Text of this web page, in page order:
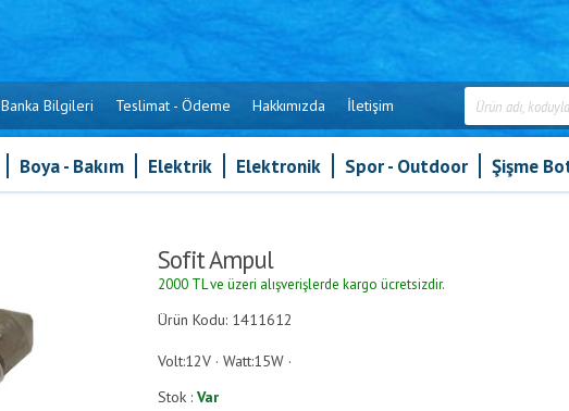
Banka Bilgileri Teslimat - Ödeme Hakkımızda İletişim
Boya - Bakım Elektrik Elektronik Spor - Outdoor Şişme
Sofit Ampul
2000 TL ve üzeri alışverişlerde kargo ücretsizdir.
Ürün Kodu: 1411612
Volt:12V · Watt:15W ·
Stok : Var